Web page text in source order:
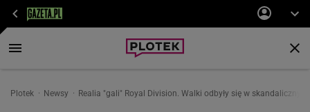
Plotek Newsy Realia "gali" Royal Division. Walki odbyły się w